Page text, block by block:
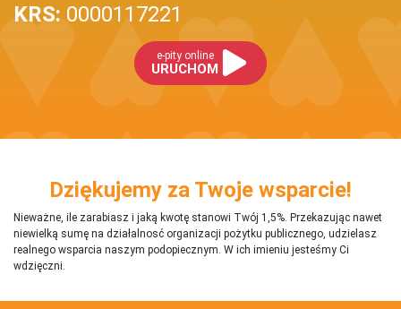
KRS: 0000117221
e-pity online
URUCHOM
Dziękujemy za Twoje wsparcie!
Nieważne, ile zarabiasz i jaką kwotę stanowi Twój 1,5%. Przekazując nawet
niewielką sumę na działalnosć organizacji pożytku publicznego, udzielasz
realnego wsparcia naszym podopiecznym. W ich imieniu jesteśmy Ci
wdzięczni.